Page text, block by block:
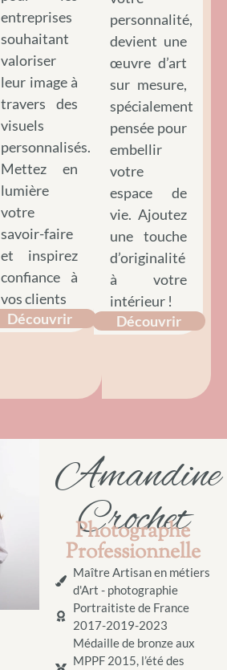
entreprises
souhaitant
valoriser
leur image à
travers des
visuels
personnalisés.
Mettez en
lumière
votre
savoir-faire
et inspirez
confiance à
vos clients
Découvrir
personnalité,
devient une
œuvre d’art
sur mesure,
spécialement
pensée pour
embellir
votre
espace de
vie. Ajoutez
une touche
d’originalité
à votre
intérieur !
Découvrir
Amandine
Crochet
Photographe
Professionnelle
Maître Artisan en métiers
d'Art - photographie
Portraitiste de France
2017-2019-2023
Médaille de bronze aux
MPPF 2015, l’été des